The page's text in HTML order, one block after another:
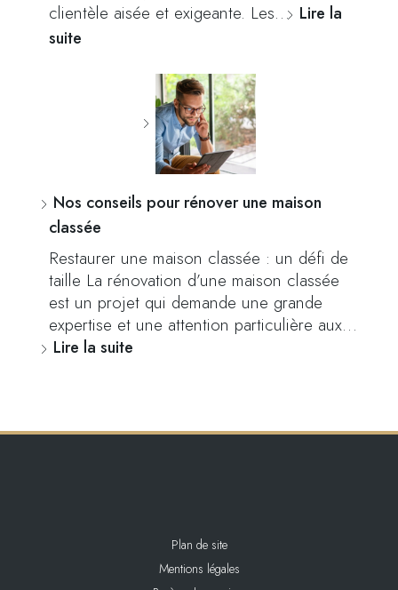
clientèle aisée et exigeante. Les… Lire la
suite
Nos conseils pour rénover une maison
classée
Restaurer une maison classée : un défi de
taille La rénovation d’une maison classée
est un projet qui demande une grande
expertise et une attention particulière aux…
Lire la suite
Plan de site
Mentions légales